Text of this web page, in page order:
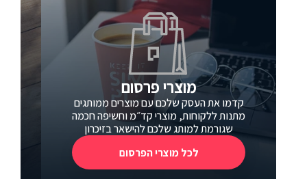
מוצרי פרסום
קדמו את העסק שלכם עם מוצרים ממותגים
מתנות ללקוחות, מוצרי קד״מ וחשיפה חכמה
שגורמת למותג שלכם להישאר בזיכרון
לכל מוצרי הפרסום